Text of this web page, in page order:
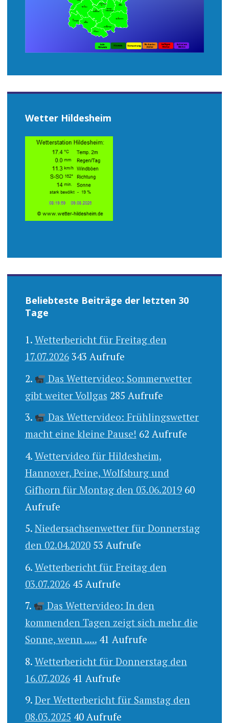
Wetter Hildesheim
Beliebteste Beiträge der letzten 30
Tage
Wetterbericht für Freitag den
17.07.2026 343 Aufrufe
Das Wettervideo: Sommerwetter
gibt weiter Vollgas 285 Aufrufe
Das Wettervideo: Frühlingswetter
macht eine kleine Pause! 62 Aufrufe
Wettervideo für Hildesheim,
Hannover, Peine, Wolfsburg und
Gifhorn für Montag den 03.06.2019 60
Aufrufe
Niedersachsenwetter für Donnerstag
den 02.04.2020 53 Aufrufe
Wetterbericht für Freitag den
03.07.2026 45 Aufrufe
Das Wettervideo: In den
kommenden Tagen zeigt sich mehr die
Sonne, wenn ..... 41 Aufrufe
Wetterbericht für Donnerstag den
16.07.2026 41 Aufrufe
Der Wetterbericht für Samstag den
08.03.2025 40 Aufrufe